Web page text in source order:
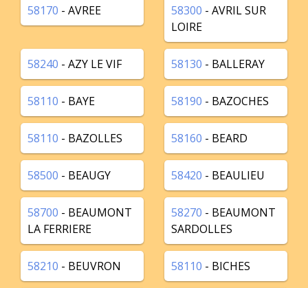
58170 - AVREE 58300 - AVRIL SUR
LOIRE
58240 - AZY LE VIF 58130 - BALLERAY
58110 - BAYE 58190 - BAZOCHES
58110 - BAZOLLES 58160 - BEARD
58500 - BEAUGY 58420 - BEAULIEU
58700 - BEAUMONT
LA FERRIERE
58270 - BEAUMONT
SARDOLLES
58210 - BEUVRON 58110 - BICHES